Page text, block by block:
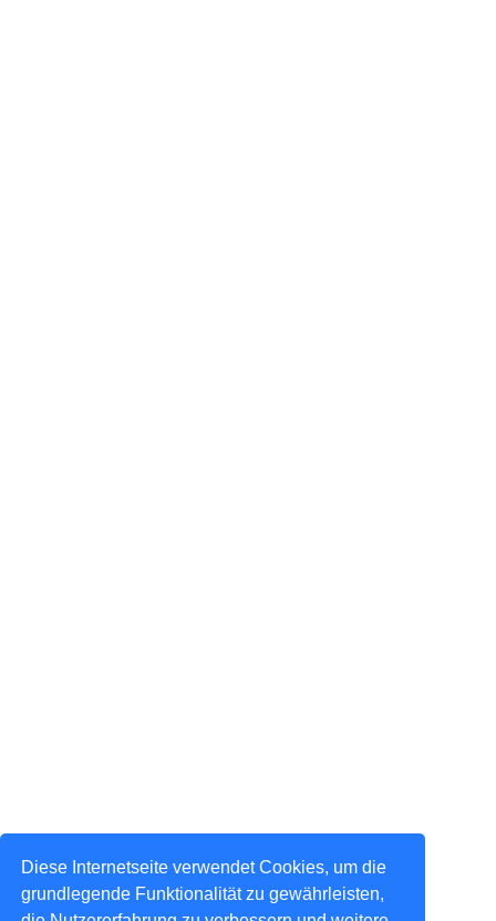
Diese Internetseite verwendet Cookies, um die
grundlegende Funktionalität zu gewährleisten,